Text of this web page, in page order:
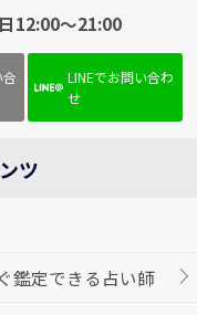
12:00～21:00
LINEでお問い合わ
せ
ツ
鑑定できる占い師